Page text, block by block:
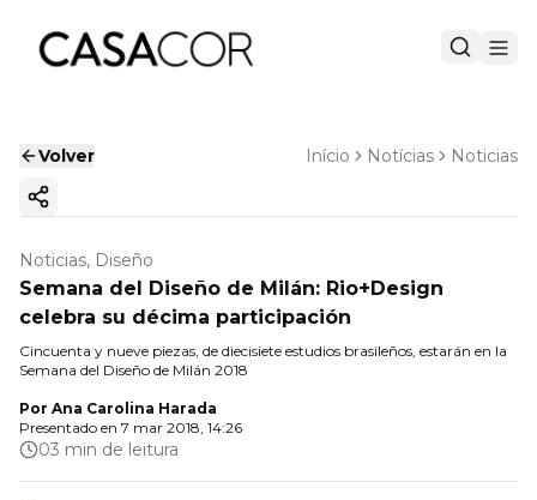
Volver Início Notícias Noticias
Copiar enlace
Noticias, Diseño
Semana del Diseño de Milán: Rio+Design
celebra su décima participación
Cincuenta y nueve piezas, de diecisiete estudios brasileños, estarán en la
Semana del Diseño de Milán 2018
Por Ana Carolina Harada
Presentado en 7 mar 2018, 14:26
03 min de leitura